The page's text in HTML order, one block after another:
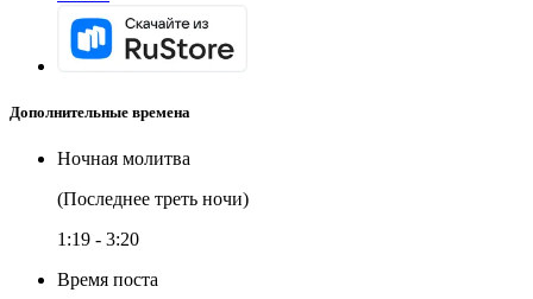
Дополнительные времена
Ночная молитва
(Последнее треть ночи)
1:19 - 3:20
Время поста